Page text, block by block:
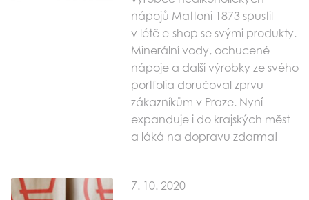
nápojů Mattoni 1873 spustil
v létě e-shop se svými produkty.
Minerální vody, ochucené
nápoje a další výrobky ze svého
portfolia doručoval zprvu
zákazníkům v Praze. Nyní
expanduje i do krajských měst
a láká na dopravu zdarma!
7. 10. 2020